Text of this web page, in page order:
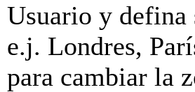
Usuario y defina
e.j. Londres,
para cambiar la